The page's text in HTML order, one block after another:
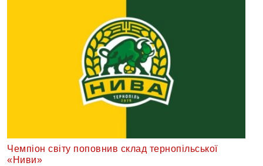
Чемпіон світу поповнив склад тернопільської
«Ниви»